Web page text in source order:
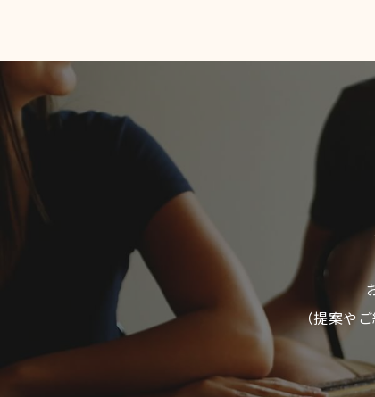
（提案や